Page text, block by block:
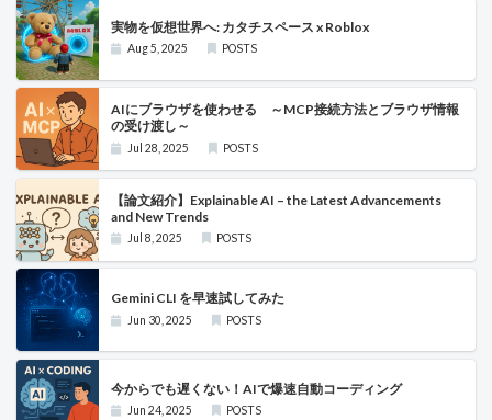
実物を仮想世界へ: カタチスペース x Roblox
Aug 5, 2025 POSTS
AIにブラウザを使わせる ～MCP接続方法とブラウザ情報
の受け渡し～
Jul 28, 2025 POSTS
【論文紹介】Explainable AI – the Latest Advancements
and New Trends
Jul 8, 2025 POSTS
Gemini CLI を早速試してみた
Jun 30, 2025 POSTS
今からでも遅くない！AIで爆速自動コーディング
Jun 24, 2025 POSTS